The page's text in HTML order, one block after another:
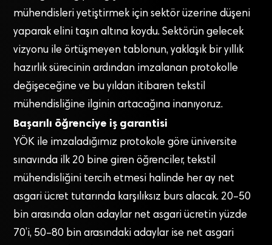
mühendisleri yetiştirmek için sektör üzerine düşeni
yaparak elini taşın altına koydu. Sektörün gelecek
vizyonu ile örtüşmeyen tablonun, yaklaşık bir yıllık
hazırlık sürecinin ardından imzalanan protokolle
değişeceğine ve bu yıldan itibaren tekstil
mühendisliğine ilginin artacağına inanıyoruz.
Başarılı öğrenciye iş garantisi
YÖK ile imzaladığımız protokole göre üniversite
sınavında ilk 20 bine giren öğrenciler, tekstil
mühendisliğini tercih etmesi halinde her ay net
asgari ücret tutarında karşılıksız burs alacak. 20–50
bin arasında olan adaylar net asgari ücretin yüzde
70’i, 50–80 bin arasındaki adaylar ise net asgari